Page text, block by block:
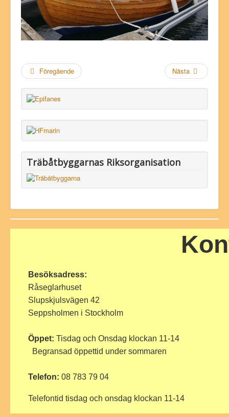
Föregående Nästa
Träbåtbyggarnas Riksorganisation
Besöksadress:
Råseglarhuset
Slupskjulsvägen 42
Seppsholmen i Stockholm
Öppet: Tisdag och Onsdag klockan 11-14
Begransad öppettid under sommaren
Telefon: 08 783 79 04
Telefontid tisdag och onsdag klockan 11-14